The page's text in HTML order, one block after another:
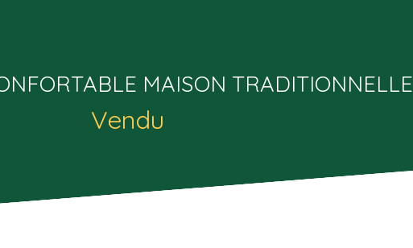
MAISON TRADITIONNELLE
Vendu